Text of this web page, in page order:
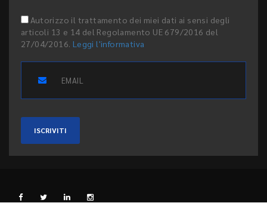
Autorizzo il trattamento dei miei dati ai sensi degli
articoli 13 e 14 del Regolamento UE 679/2016 del
27/04/2016. Leggi l'informativa
ISCRIVITI